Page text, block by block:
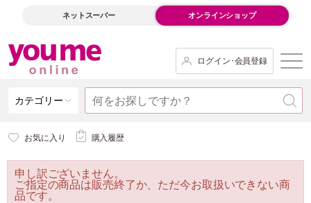
ネットスーパー オンラインショップ
ログイン･会員登録
カテゴリー
お気に入り 購入履歴
申し訳ございません。
ご指定の商品は販売終了か、ただ今お取扱いできない商
品です。